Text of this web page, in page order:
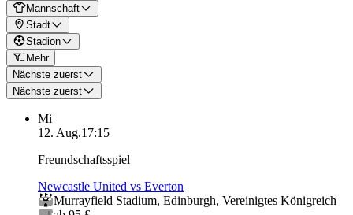
Mannschaft
Stadt
Stadion
Mehr
Nächste zuerst
Nächste zuerst
Mi
12. Aug.17:15
Freundschaftsspiel
Newcastle United vs Everton
Murrayfield Stadium, Edinburgh, Vereinigtes Königreich